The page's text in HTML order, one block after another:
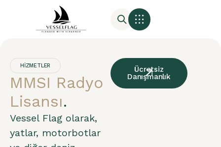
HIZMETLER
MMSI Radyo
Lisansı.
Vessel Flag olarak,
yatlar, motorbotlar
Ücretsiz
Danışmanlık